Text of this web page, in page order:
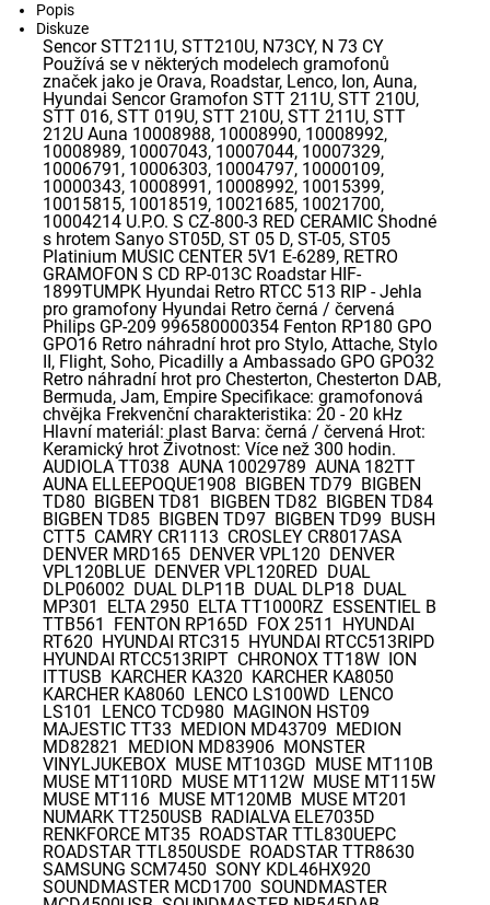
Popis
Diskuze
Sencor STT211U, STT210U, N73CY, N 73 CY
Používá se v některých modelech gramofonů
značek jako je Orava, Roadstar, Lenco, Ion, Auna,
Hyundai Sencor Gramofon STT 211U, STT 210U,
STT 016, STT 019U, STT 210U, STT 211U, STT
212U Auna 10008988, 10008990, 10008992,
10008989, 10007043, 10007044, 10007329,
10006791, 10006303, 10004797, 10000109,
10000343, 10008991, 10008992, 10015399,
10015815, 10018519, 10021685, 10021700,
10004214 U.P.O. S CZ-800-3 RED CERAMIC Shodné
s hrotem Sanyo ST05D, ST 05 D, ST-05, ST05
Platinium MUSIC CENTER 5V1 E-6289, RETRO
GRAMOFON S CD RP-013C Roadstar HIF-
1899TUMPK Hyundai Retro RTCC 513 RIP - Jehla
pro gramofony Hyundai Retro černá / červená
Philips GP-209 996580000354 Fenton RP180 GPO
GPO16 Retro náhradní hrot pro Stylo, Attache, Stylo
II, Flight, Soho, Picadilly a Ambassado GPO GPO32
Retro náhradní hrot pro Chesterton, Chesterton DAB,
Bermuda, Jam, Empire Specifikace: gramofonová
chvějka Frekvenční charakteristika: 20 - 20 kHz
Hlavní materiál: plast Barva: černá / červená Hrot:
Keramický hrot Životnost: Více než 300 hodin.
AUDIOLA TT038 AUNA 10029789 AUNA 182TT
AUNA ELLEEPOQUE1908 BIGBEN TD79 BIGBEN
TD80 BIGBEN TD81 BIGBEN TD82 BIGBEN TD84
BIGBEN TD85 BIGBEN TD97 BIGBEN TD99 BUSH
CTT5 CAMRY CR1113 CROSLEY CR8017ASA
DENVER MRD165 DENVER VPL120 DENVER
VPL120BLUE DENVER VPL120RED DUAL
DLP06002 DUAL DLP11B DUAL DLP18 DUAL
MP301 ELTA 2950 ELTA TT1000RZ ESSENTIEL B
TTB561 FENTON RP165D FOX 2511 HYUNDAI
RT620 HYUNDAI RTC315 HYUNDAI RTCC513RIPD
HYUNDAI RTCC513RIPT CHRONOX TT18W ION
ITTUSB KARCHER KA320 KARCHER KA8050
KARCHER KA8060 LENCO LS100WD LENCO
LS101 LENCO TCD980 MAGINON HST09
MAJESTIC TT33 MEDION MD43709 MEDION
MD82821 MEDION MD83906 MONSTER
VINYLJUKEBOX MUSE MT103GD MUSE MT110B
MUSE MT110RD MUSE MT112W MUSE MT115W
MUSE MT116 MUSE MT120MB MUSE MT201
NUMARK TT250USB RADIALVA ELE7035D
RENKFORCE MT35 ROADSTAR TTL830UEPC
ROADSTAR TTL850USDE ROADSTAR TTR8630
SAMSUNG SCM7450 SONY KDL46HX920
SOUNDMASTER MCD1700 SOUNDMASTER